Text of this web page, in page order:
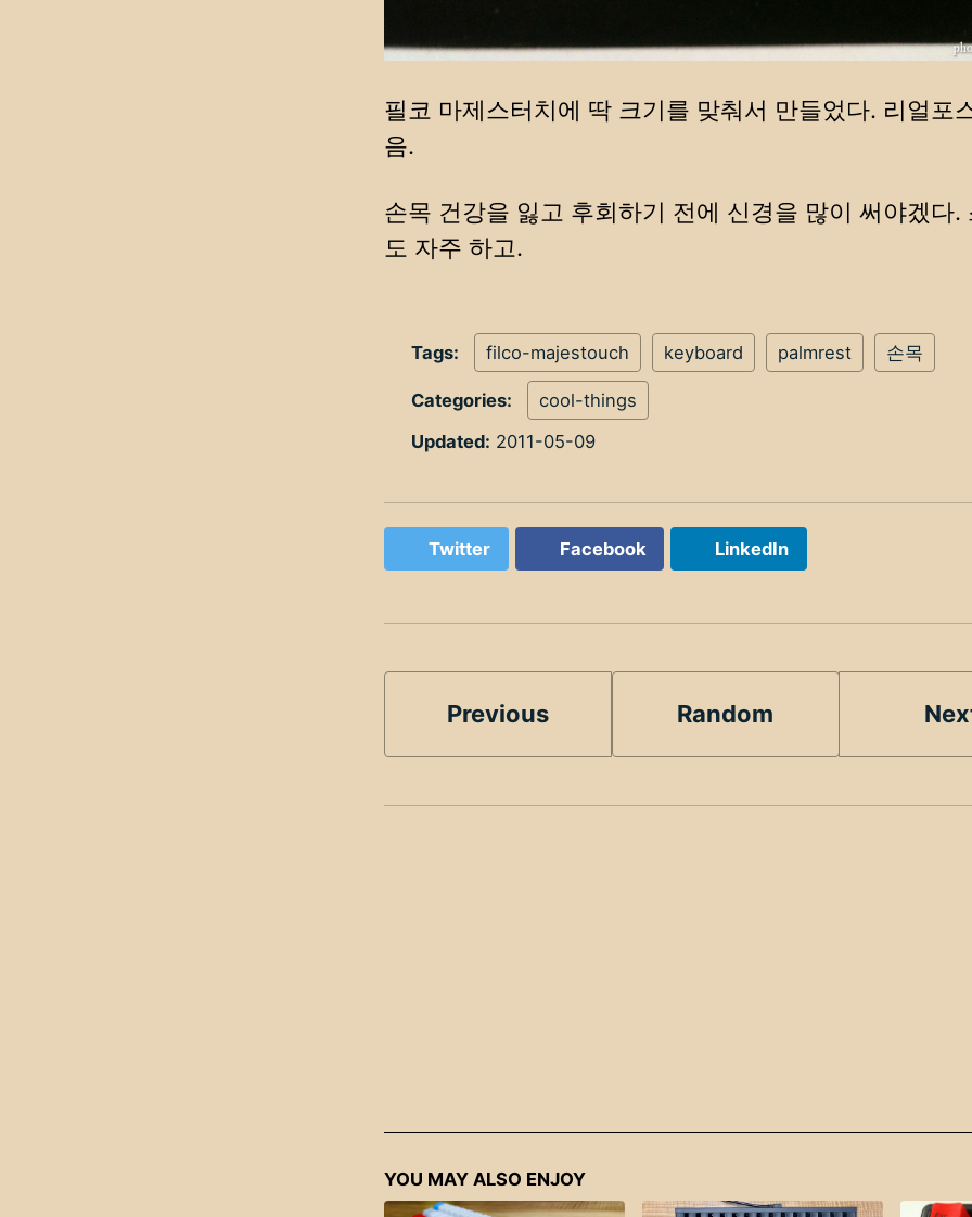
필코 마제스터치에 딱 크기를 맞춰서 만들었다. 리얼포
음.
손목 건강을 잃고 후회하기 전에 신경을 많이 써야겠다.
도 자주 하고.
Tags: filco-majestouch keyboard palmrest 손목
Categories:
cool-things
Updated: 2011-05-09
Twitter Facebook LinkedIn
Previous Random
YOU MAY ALSO ENJOY